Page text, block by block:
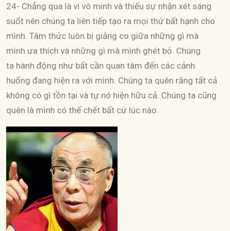
24- Chẳng qua là vì vô minh và thiếu sự nhận xét sáng
suốt nên chúng ta liên tiếp tạo ra mọi thứ bất hạnh cho
mình. Tâm thức luôn bị giằng co giữa những gì mà
mình ưa thích và những gì mà mình ghét bỏ. Chúng
ta hành động như bất cần quan tâm đến các cảnh
huống đang hiện ra với mình. Chúng ta quên rằng tất cả
không có gì tồn tại và tự nó hiện hữu cả. Chúng ta cũng
quên là mình có thể chết bất cứ lúc nào.